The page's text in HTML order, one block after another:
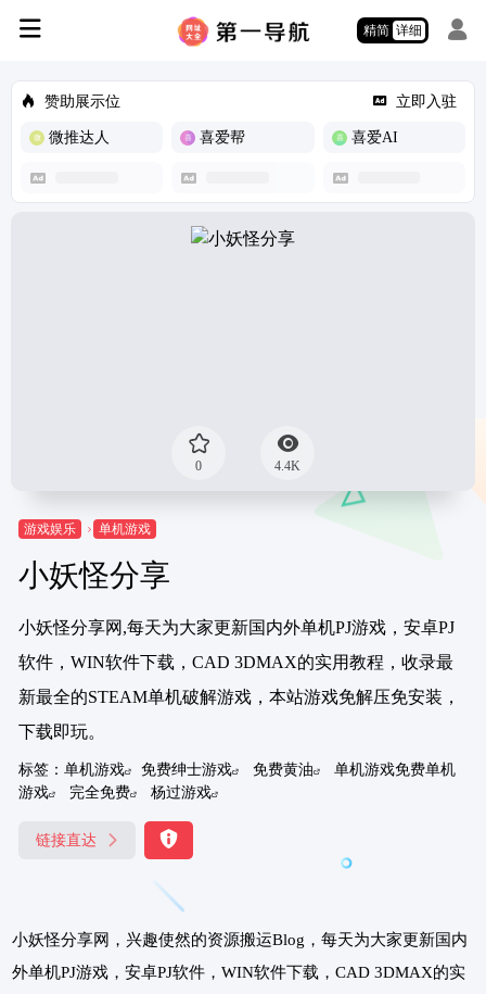
精简 详细
赞助展示位 立即入驻
微推达人 喜爱帮 喜爱AI
0 4.4K
游戏娱乐 单机游戏
小妖怪分享
小妖怪分享网,每天为大家更新国内外单机PJ游戏，安卓PJ
软件，WIN软件下载，CAD 3DMAX的实用教程，收录最
新最全的STEAM单机破解游戏，本站游戏免解压免安装，
下载即玩。
标签： 单机游戏 免费绅士游戏 免费黄油
单机游戏免费单机
游戏
完全免费 杨过游戏
链接直达
小妖怪分享网，兴趣使然的资源搬运Blog，每天为大家更新国内
外单机PJ游戏，安卓PJ软件，WIN软件下载，CAD 3DMAX的实